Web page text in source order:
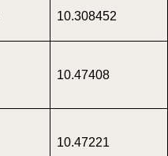
10.308452
10.47408
10.47221